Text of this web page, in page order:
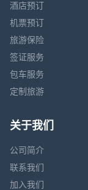
酒店预订
机票预订
旅游保险
签证服务
包车服务
定制旅游
关于我们
公司简介
联系我们
加入我们